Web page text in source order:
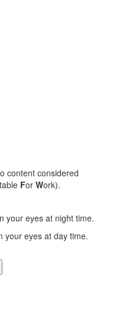
content considered
For Work).
your eyes at night time.
your eyes at day time.